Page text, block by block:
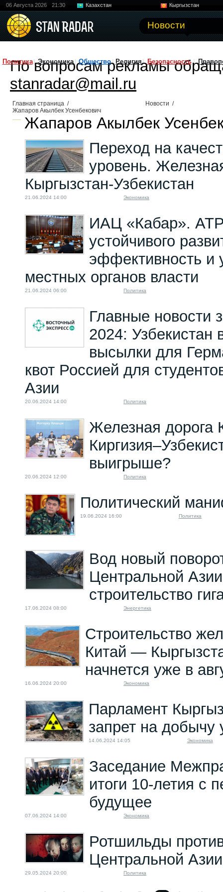
06 Августа 2026 21:30 Казахстан
Кыргызстан
Новости
Политика Экономика Общество Религия Безопасность
По вопросам рекламы
stanradar@mail.ru
Главная страница / Новости /
Жапаров Акылбек Усенбекович
Жапаров Акылбек
Переход на
уровень.
Кыргызстан-Узбекистан
21.06.2024 14:00 Экономика
ИАЦ «Кабар».
устойчивого
эффективность и
местных органов власти
21.06.2024 06:00 Политика
Главные новости
2024: Узбекистан
высылки для
квот Россией для
Азии
20.06.2024 14:00 Политика
Железная дорога
выигрыше?
20.06.2024 12:00 Политика
Политический
19.06.2024 16:00 Политика
Вод новый
Центральной
строительство
17.06.2024 08:00 Энергетика
Строительство
Китай —
начнется уже в
16.06.2024 20:00 Экономика
Парламент
запрет на добычу
14.06.2024 14:05 Экономика
Заседание
итоги 10-летия с
будущее
07.06.2024 14:00 Экономика
Ротшильды
Центральной Азии
29.05.2024 20:00 Политика